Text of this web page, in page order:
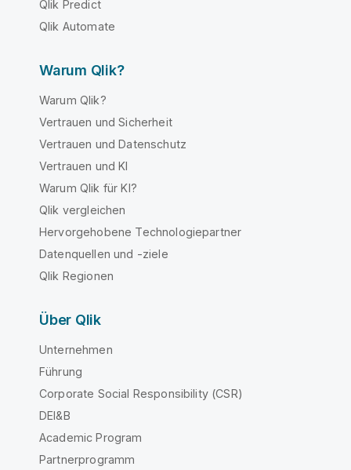
Qlik Predict
Qlik Automate
Warum Qlik?
Warum Qlik?
Vertrauen und Sicherheit
Vertrauen und Datenschutz
Vertrauen und KI
Warum Qlik für KI?
Qlik vergleichen
Hervorgehobene Technologiepartner
Datenquellen und -ziele
Qlik Regionen
Über Qlik
Unternehmen
Führung
Corporate Social Responsibility (CSR)
DEI&B
Academic Program
Partnerprogramm